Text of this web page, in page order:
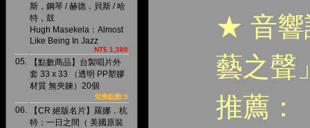
斯，鋼琴 / 赫德，貝斯 / 哈
特，鼓
Hugh Masekela：Almost
Like Being In Jazz
NT$ 1,380
05.
【點數商品】台製唱片外
套 33 x 33 （透明 PP塑膠
材質 無夾鍊）20個
兌換點數:9
06.
【CR 絕版名片】羅娜．杭
特：一日之間（ 美國原裝
★ 音響
藝之聲
推薦：